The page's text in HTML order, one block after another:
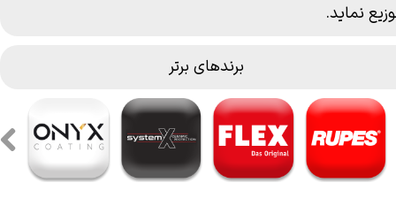
نماید.
برندهای برتر